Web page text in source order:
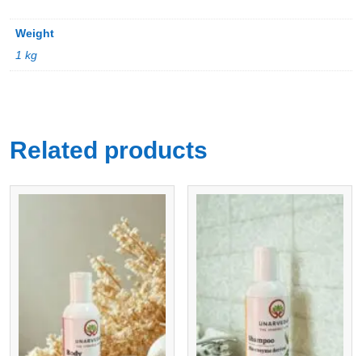
Weight
1 kg
Related products